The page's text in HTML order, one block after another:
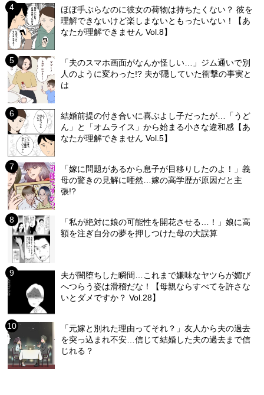
ほぼ手ぶらなのに彼女の荷物は持ちたくない？ 彼を
理解できないけど楽しまないともったいない！【あ
なたが理解できません Vol.8】
「夫のスマホ画面がなんか怪しい…」ジム通いで別
人のように変わった!? 夫が隠していた衝撃の事実と
は
結婚前提の付き合いに喜ぶよし子だったが…「うど
ん」と「オムライス」から始まる小さな違和感【あ
なたが理解できません Vol.5】
「嫁に問題があるから息子が目移りしたのよ！」義
母の驚きの見解に唖然…嫁の高学歴が原因だと主
張!?
「私が絶対に娘の可能性を開花させる…！」娘に高
額を注ぎ自分の夢を押しつけた母の大誤算
夫が闇堕ちした瞬間…これまで嫌味なヤツらが媚び
へつらう姿は滑稽だな！【母親ならすべてを許さな
いとダメですか？ Vol.28】
「元嫁と別れた理由ってそれ？」友人から夫の過去
を突っ込まれ不安…信じて結婚した夫の過去まで信
じれる？